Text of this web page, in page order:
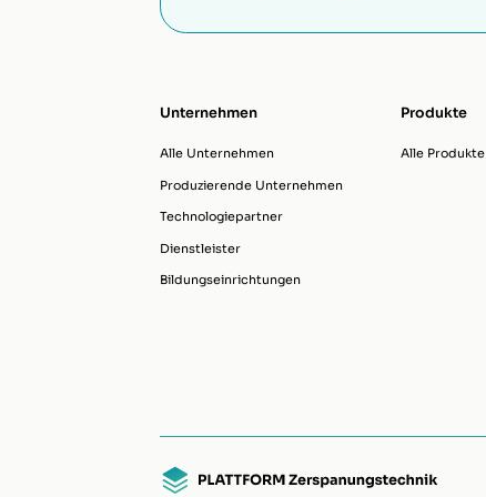
Unternehmen
Alle Unternehmen
Produzierende Unternehmen
Technologiepartner
Dienstleister
Bildungseinrichtungen
Produkte
Alle Produkte